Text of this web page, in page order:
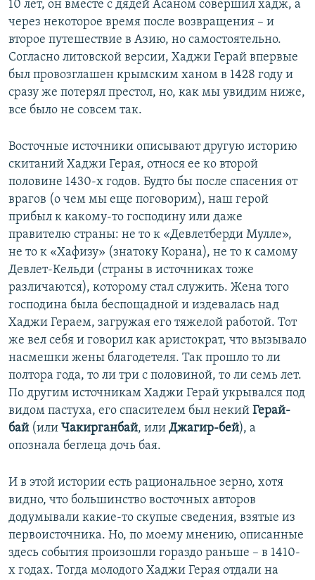
10 лет, он вместе с дядей Асаном совершил хадж, а
через некоторое время после возвращения – и
второе путешествие в Азию, но самостоятельно.
Согласно литовской версии, Хаджи Герай впервые
был провозглашен крымским ханом в 1428 году и
сразу же потерял престол, но, как мы увидим ниже,
все было не совсем так.
Восточные источники описывают другую историю
скитаний Хаджи Герая, относя ее ко второй
половине 1430-х годов. Будто бы после спасения от
врагов (о чем мы еще поговорим), наш герой
прибыл к какому-то господину или даже
правителю страны: не то к «Девлетберди Мулле»,
не то к «Хафизу» (знатоку Корана), не то к самому
Девлет-Кельди (страны в источниках тоже
различаются), которому стал служить. Жена того
господина была беспощадной и издевалась над
Хаджи Гераем, загружая его тяжелой работой. Тот
же вел себя и говорил как аристократ, что вызывало
насмешки жены благодетеля. Так прошло то ли
полтора года, то ли три с половиной, то ли семь лет.
По другим источникам Хаджи Герай укрывался под
видом пастуха, его спасителем был некий Герай-
бай (или Чакирганбай, или Джагир-бей), а
опознала беглеца дочь бая.
И в этой истории есть рациональное зерно, хотя
видно, что большинство восточных авторов
додумывали какие-то скупые сведения, взятые из
первоисточника. Но, по моему мнению, описанные
здесь события произошли гораздо раньше – в 1410-
х годах. Тогда молодого Хаджи Герая отдали на